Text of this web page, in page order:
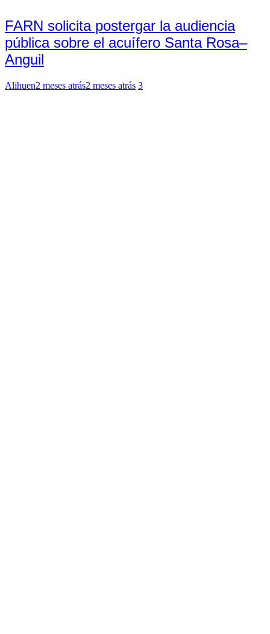
FARN solicita postergar la audiencia
pública sobre el acuífero Santa Rosa–
Anguil
Alihuen2 meses atrás2 meses atrás 3